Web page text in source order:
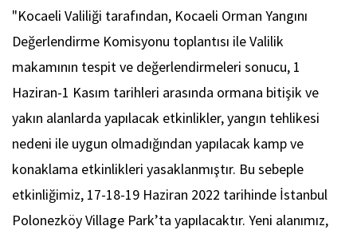
"Kocaeli Valiliği tarafından, Kocaeli Orman Yangını
Değerlendirme Komisyonu toplantısı ile Valilik
makamının tespit ve değerlendirmeleri sonucu, 1
Haziran-1 Kasım tarihleri arasında ormana bitişik ve
yakın alanlarda yapılacak etkinlikler, yangın tehlikesi
nedeni ile uygun olmadığından yapılacak kamp ve
konaklama etkinlikleri yasaklanmıştır. Bu sebeple
etkinliğimiz, 17-18-19 Haziran 2022 tarihinde İstanbul
Polonezköy Village Park’ta yapılacaktır. Yeni alanımız,